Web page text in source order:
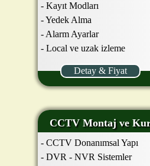
- Kayıt Modları
- Yedek Alma
- Alarm Ayarlar
- Local ve uzak izleme
Detay & Fiyat
CCTV Montaj ve
- CCTV Donanımsal Yapı
- DVR - NVR Sistemler